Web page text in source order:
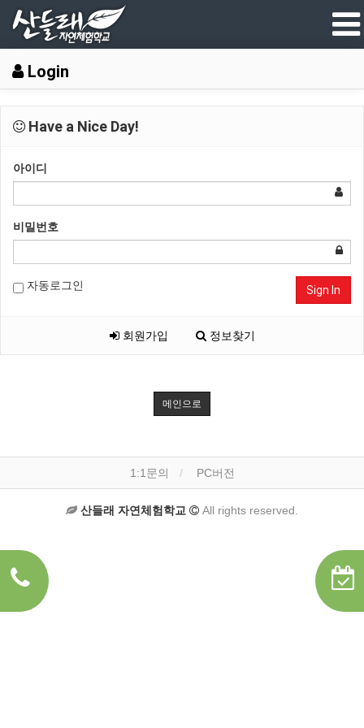
Login
Have a Nice Day!
아이디
비밀번호
자동로그인 Sign In
회원가입 정보찾기
메인으로
1:1문의 PC버전
산들래 자연체험학교 All rights reserved.